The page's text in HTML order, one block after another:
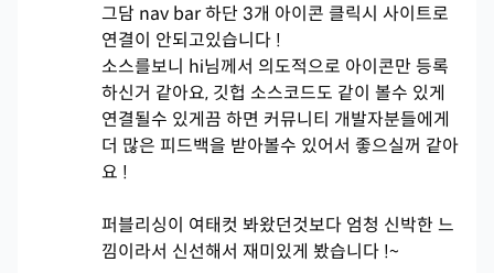
그담 nav bar 하단 3개 아이콘 클릭시 사이트로
연결이 안되고있습니다 !
소스를보니 hi님께서 의도적으로 아이콘만 등록
하신거 같아요, 깃헙 소스코드도 같이 볼수 있게
연결될수 있게끔 하면 커뮤니티 개발자분들에게
더 많은 피드백을 받아볼수 있어서 좋으실꺼 같아
요 !
퍼블리싱이 여태컷 봐왔던것보다 엄청 신박한 느
낌이라서 신선해서 재미있게 봤습니다 !~